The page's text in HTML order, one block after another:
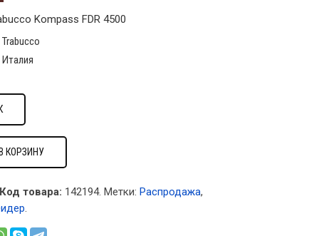
Kompass FDR 4500
Trabucco
Италия
В КОРЗИНУ
Код товара: 142194. Метки: Распродажа,
.